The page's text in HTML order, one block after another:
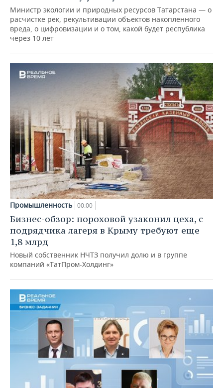
Министр экологии и природных ресурсов Татарстана — о
расчистке рек, рекультивации объектов накопленного
вреда, о цифровизации и о том, какой будет республика
через 10 лет
Промышленность 00:00
Бизнес-обзор: пороховой узаконил цеха, с
подрядчика лагеря в Крыму требуют еще
1,8 млрд
Новый собственник НЧТЗ получил долю и в группе
компаний «ТатПром-Холдинг»